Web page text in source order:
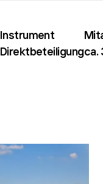
Instrument
Direktbeteiligungca.